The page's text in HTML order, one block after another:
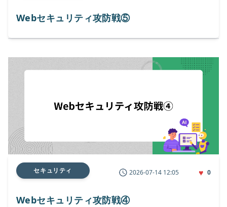
Webセキュリティ攻防戦⑤
セキュリティ 2026-07-14 12:05 ♥ 0
Webセキュリティ攻防戦④